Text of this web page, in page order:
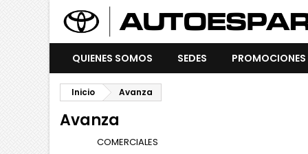
QUIENES SOMOS SEDES PROMOCIONES
Inicio Avanza
Avanza
COMERCIALES